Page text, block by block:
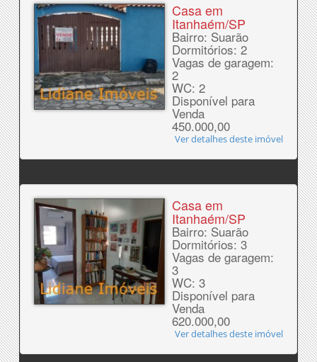
Casa em
Itanhaém/SP
Bairro: Suarão
Dormitórios: 2
Vagas de garagem:
2
WC: 2
Disponível para
Venda
450.000,00
Ver detalhes deste imóvel
Casa em
Itanhaém/SP
Bairro: Suarão
Dormitórios: 3
Vagas de garagem:
3
WC: 3
Disponível para
Venda
620.000,00
Ver detalhes deste imóvel